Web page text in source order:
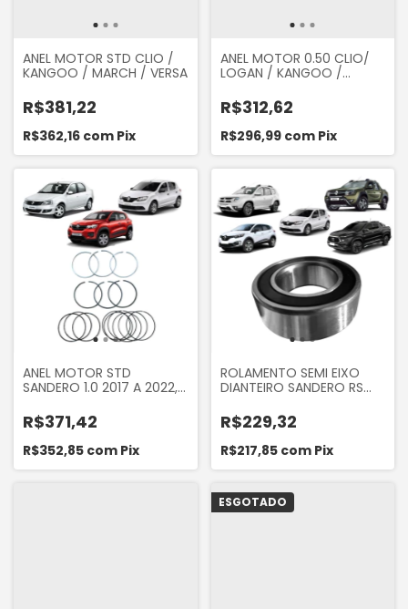
ANEL MOTOR STD CLIO /
KANGOO / MARCH / VERSA
R$381,22
R$362,16 com Pix
ANEL MOTOR 0.50 CLIO/
LOGAN / KANGOO /
R$312,62
R$296,99 com Pix
ANEL MOTOR STD
SANDERO 1.0 2017 A 2022,
R$371,42
R$352,85 com Pix
ROLAMENTO SEMI EIXO
DIANTEIRO SANDERO RS
2017, FIAT TORO 1.8 16V
R$229,32
R$217,85 com Pix
ESGOTADO